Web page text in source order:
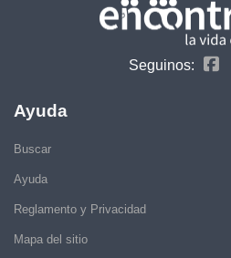
Seguinos:
Ayuda
Buscar
Ayuda
Reglamento y Privacidad
Mapa del sitio